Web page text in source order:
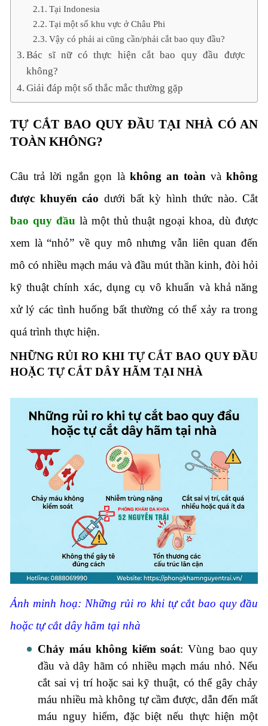
Tại Indonesia
Tại một số khu vực ở Châu Phi
Vậy có phải ai cũng cần/phải cắt bao quy đầu?
Bác sĩ nữ có thực hiện cắt bao quy đầu được
không?
Giải đáp một số thắc mắc thường gặp
TỰ CẮT BAO QUY ĐẦU TẠI NHÀ CÓ AN
TOÀN KHÔNG?
Câu trả lời ngắn gọn là không an toàn vàkhông
được khuyến cáo dưới bất kỳ hình thức nào. Cắt
bao quy đầu là một thủ thuật ngoại khoa, dù được
xem là “nhỏ” về quy mô nhưng vẫn liên quan đến
mô có nhiều mạch máu và đầu mút thần kinh, đòi hỏi
kỹ thuật chính xác, dụng cụ vô khuẩn và khả năng
xử lý các tình huống bất thường có thể xảy ra trong
quá trình thực hiện.
NHỮNG RỦI RO KHI TỰ CẮT BAO QUY ĐẦU
HOẶC TỰ CẮT DÂY HÃM TẠI NHÀ
Ảnh minh hoạ: Những rủi ro khi tự cắt bao quy đầu
hoặc tự cắt dây hãm tại nhà
Chảy máu không kiểm soát: Vùng bao quy
đầu và dây hãm có nhiều mạch máu nhỏ. Nếu
cắt sai vị trí hoặc sai kỹ thuật, có thể gây chảy
máu nhiều mà không tự cầm được, dẫn đến mất
máu nguy hiểm, đặc biệt nếu thực hiện một